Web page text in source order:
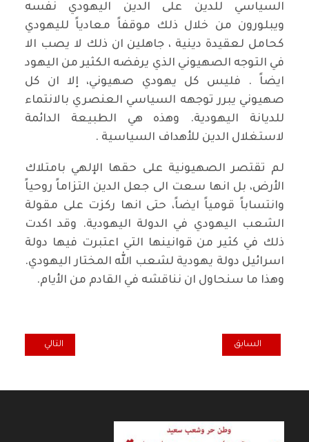
السياسي للدين على الدين اليهودي نفسه
ويبلورون من خلال ذلك موقفاً معادياً لليهودي
كحامل لعقيدة دينية ، جاهلين ان ذلك لا يصب الا
في التوجه الصهيوني الذي يرفضه الكثير من اليهود
ايضاً . فليس كل يهودي صهيوني، إلا ان كل
صهيوني يبرر توجهه السياسي العنصري بالانتماء
للديانة اليهودية. وهذه هي الطبيعة الدائمة
لاستغلال الدين للأهداف السياسية .
لم تقتصر الصهيونية على حقها الإلهي بامتلاك
الأرض، بل انها سعت الى جعل الدين التزاماً روحياً
وانتساباً قومياً ايضاً، حتى انها ركزت على مقولة
الشعب اليهودي في الدولة اليهودية. وقد اكدت
ذلك في كثير من قوانينها التي اعتبرت فيها دولة
اسرائيل دولة يهودية لشعب الله المختار اليهودي.
وهذا ما سنحاول ان نناقشه في القادم من الأيام.
المقال السابق: التاريخ يسجل
السابق المقال التالي:
التالي